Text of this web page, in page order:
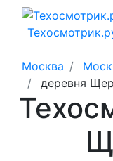
Москва
деревня